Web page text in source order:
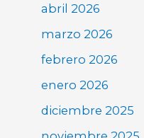
abril 2026
marzo 2026
febrero 2026
enero 2026
diciembre 2025